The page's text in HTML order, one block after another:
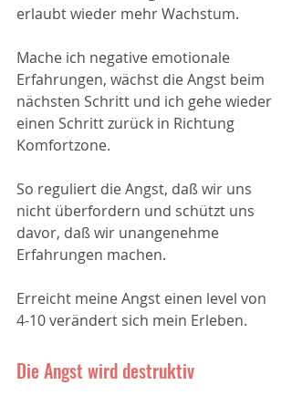
erlaubt wieder mehr Wachstum.
Mache ich negative emotionale
Erfahrungen, wächst die Angst beim
nächsten Schritt und ich gehe wieder
einen Schritt zurück in Richtung
Komfortzone.
So reguliert die Angst, daß wir uns
nicht überfordern und schützt uns
davor, daß wir unangenehme
Erfahrungen machen.
Erreicht meine Angst einen level von
4-10 verändert sich mein Erleben.
Die Angst wird destruktiv